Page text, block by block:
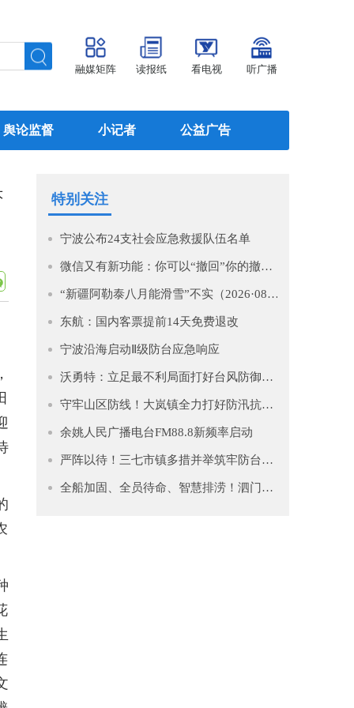
融媒矩阵 读报纸 看电视 听广播
舆论监督 小记者 公益广告
特别关注
宁波公布24支社会应急救援队伍名单
微信又有新功能：你可以“撤回”你的撤回了！
“新疆阿勒泰八月能滑雪”不实（2026·08·07）
东航：国内客票提前14天免费退改
宁波沿海启动Ⅱ级防台应急响应
沃勇特：立足最不利局面打好台风防御仗 全力守护人民群众生命财产安全
守牢山区防线！大岚镇全力打好防汛抗台“主动仗”
余姚人民广播电台FM88.8新频率启动
严阵以待！三七市镇多措并举筑牢防台安全网
全船加固、全员待命、智慧排涝！泗门镇筑牢防台“安全堤”